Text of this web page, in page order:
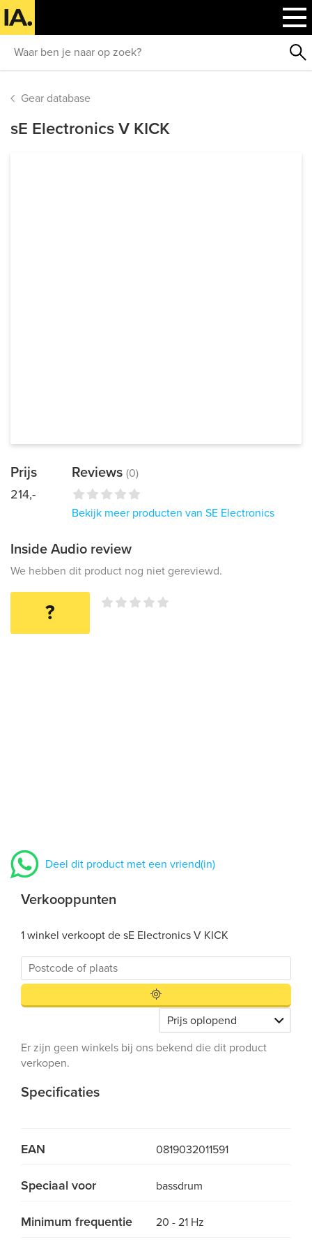
Gear database
sE Electronics V KICK
Prijs
214,-
Reviews (0)
Bekijk meer producten van SE Electronics
Inside Audio review
We hebben dit product nog niet gereviewd.
?
Deel dit product met een vriend(in)
Verkooppunten
1 winkel verkoopt de sE Electronics V KICK
Er zijn geen winkels bij ons bekend die dit product
verkopen.
Specificaties
EAN 0819032011591
Speciaal voor bassdrum
Minimum frequentie 20 - 21 Hz